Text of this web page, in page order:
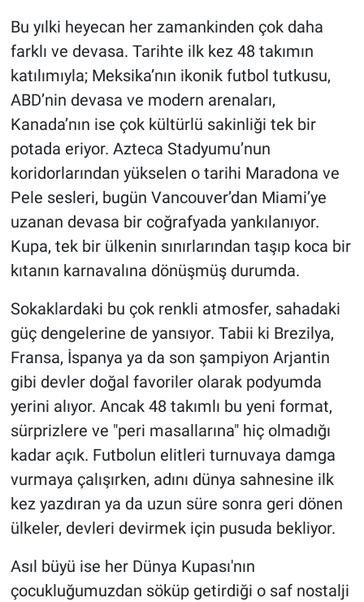
Bu yılki heyecan her zamankinden çok daha
farklı ve devasa. Tarihte ilk kez 48 takımın
katılımıyla; Meksika’nın ikonik futbol tutkusu,
ABD’nin devasa ve modern arenaları,
Kanada’nın ise çok kültürlü sakinliği tek bir
potada eriyor. Azteca Stadyumu’nun
koridorlarından yükselen o tarihi Maradona ve
Pele sesleri, bugün Vancouver’dan Miami’ye
uzanan devasa bir coğrafyada yankılanıyor.
Kupa, tek bir ülkenin sınırlarından taşıp koca bir
kıtanın karnavalına dönüşmüş durumda.
Sokaklardaki bu çok renkli atmosfer, sahadaki
güç dengelerine de yansıyor. Tabii ki Brezilya,
Fransa, İspanya ya da son şampiyon Arjantin
gibi devler doğal favoriler olarak podyumda
yerini alıyor. Ancak 48 takımlı bu yeni format,
sürprizlere ve "peri masallarına" hiç olmadığı
kadar açık. Futbolun elitleri turnuvaya damga
vurmaya çalışırken, adını dünya sahnesine ilk
kez yazdıran ya da uzun süre sonra geri dönen
ülkeler, devleri devirmek için pusuda bekliyor.
Asıl büyü ise her Dünya Kupası'nın
çocukluğumuzdan söküp getirdiği o saf nostalji